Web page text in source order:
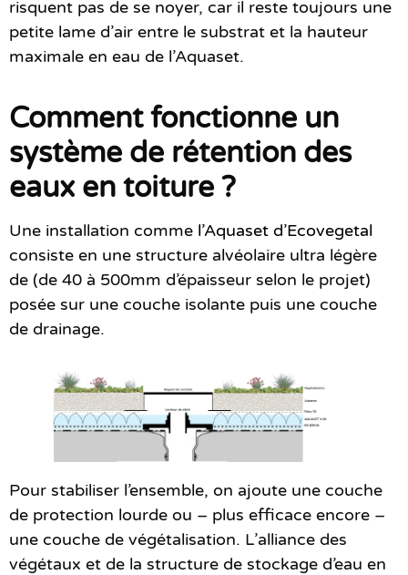
risquent pas de se noyer, car il reste toujours une
petite lame d’air entre le substrat et la hauteur
maximale en eau de l’Aquaset.
Comment fonctionne un
système de rétention des
eaux en toiture ?
Une installation comme l’Aquaset d’Ecovegetal
consiste en une structure alvéolaire ultra légère
de (de 40 à 500mm d’épaisseur selon le projet)
posée sur une couche isolante puis une couche
de drainage.
Pour stabiliser l’ensemble, on ajoute une couche
de protection lourde ou – plus efficace encore –
une couche de végétalisation. L’alliance des
végétaux et de la structure de stockage d’eau en